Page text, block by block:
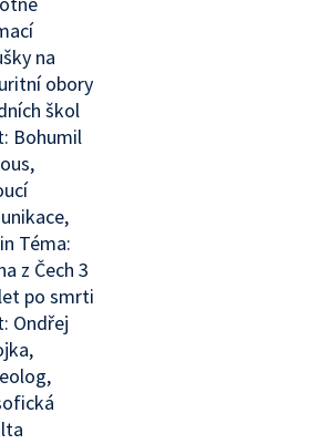
na
obory
škol
Bohumil
Téma:
z Čech 3
po smrti
Ondřej